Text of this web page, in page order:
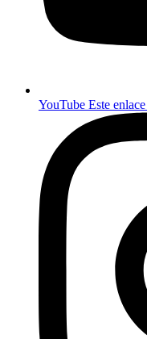
YouTube Este